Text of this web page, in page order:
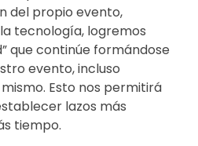
del propio evento,
tecnología, logremos
que continúe formándose
evento, incluso
Esto nos permitirá
lazos más
tiempo.